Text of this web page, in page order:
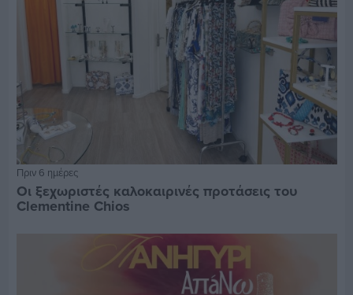
Πριν 6 ημέρες
Οι ξεχωριστές καλοκαιρινές προτάσεις του
Clementine Chios